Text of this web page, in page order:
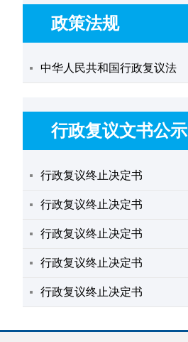
政策法规
中华人民共和国行政复议法
行政复议文书公示
行政复议终止决定书
行政复议终止决定书
行政复议终止决定书
行政复议终止决定书
行政复议终止决定书